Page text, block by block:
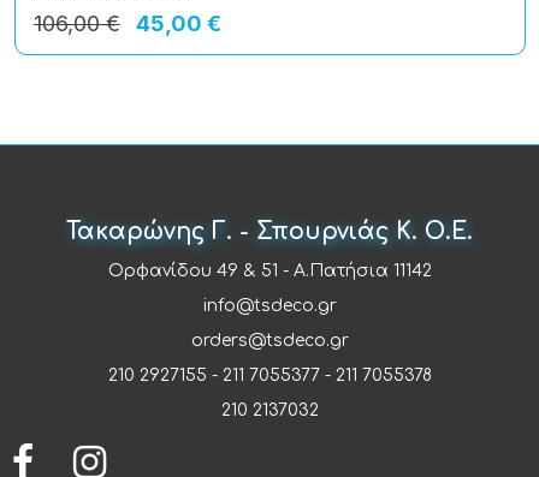
45,00 €
106,00 €
Τακαρώνης Γ. - Σπουρνιάς Κ. Ο.Ε.
Ορφανίδου 49 & 51 - Α.Πατήσια 11142
info@tsdeco.gr
orders@tsdeco.gr
210 2927155 - 211 7055377 - 211 7055378
210 2137032